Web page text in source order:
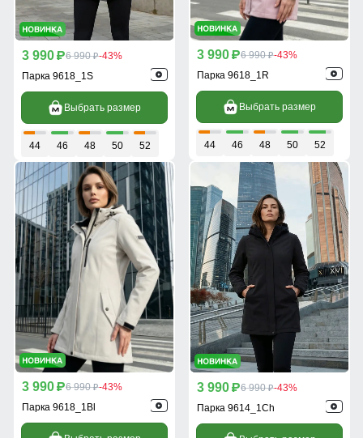
3 990 p6 990 p-43%
Парка 9618_1S
Выбрать размер
44 46 48 50 52
3 990 p6 990 p-43%
Парка 9618_1R
Выбрать размер
44 46 48 50 52
3 990 p6 990 p-43%
Парка 9618_1Bl
3 990 p6 990 p-43%
Парка 9614_1Ch